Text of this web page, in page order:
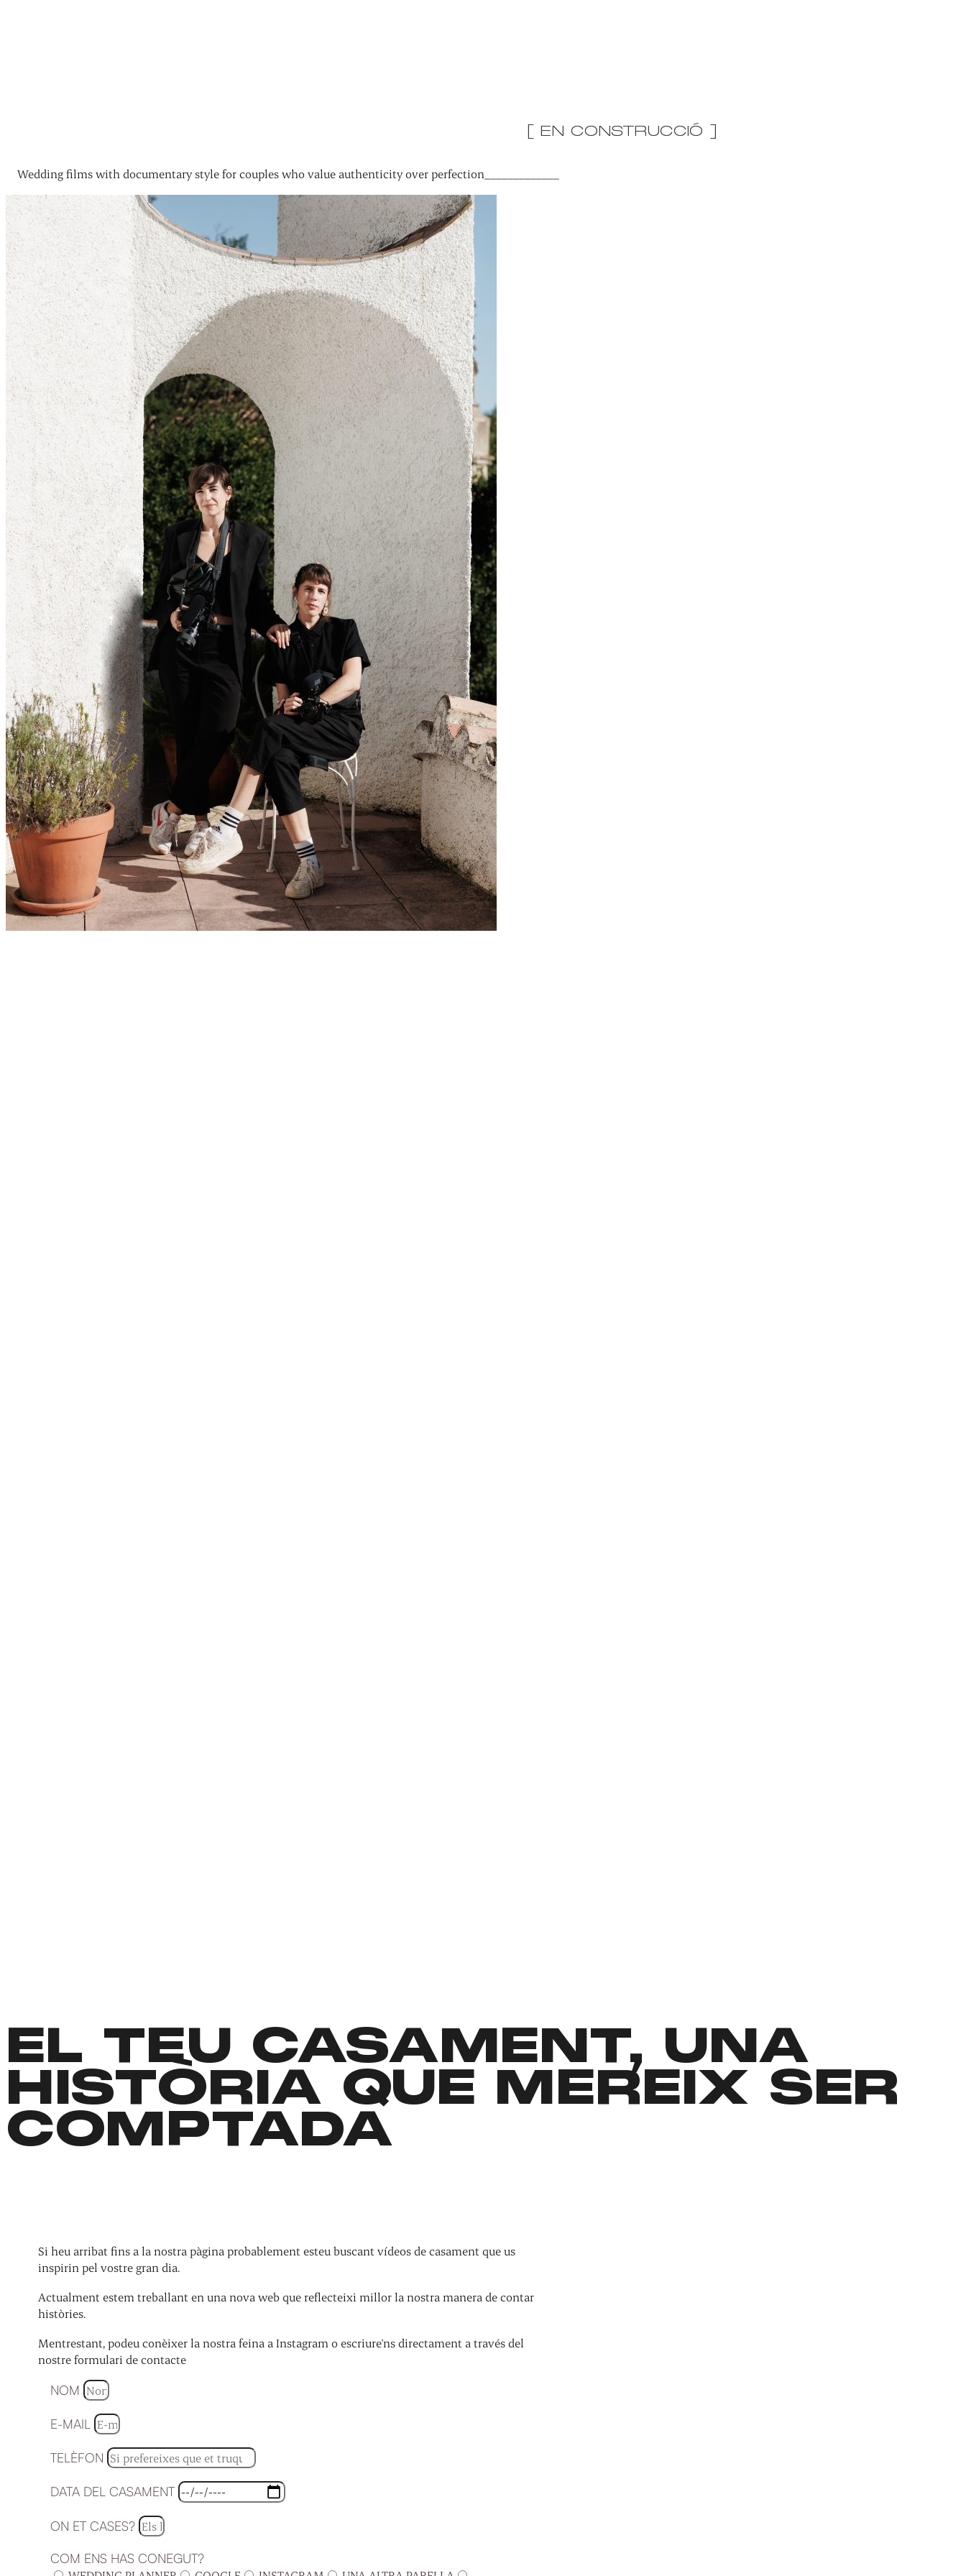
[ EN CONSTRUCCIÓ ]
Wedding films with documentary style for couples who value authenticity over perfection_____________
EL TEU CASAMENT, UNA
HISTÒRIA QUE MEREIX SER
COMPTADA
Si heu arribat fins a la nostra pàgina probablement esteu buscant vídeos de casament que us
inspirin pel vostre gran dia.
Actualment estem treballant en una nova web que reflecteixi millor la nostra manera de contar
històries.
Mentrestant, podeu conèixer la nostra feina a Instagram o escriure'ns directament a través del
nostre formulari de contacte
NOM
E-MAIL
TELÈFON
DATA DEL CASAMENT
ON ET CASES?
COM ENS HAS CONEGUT?